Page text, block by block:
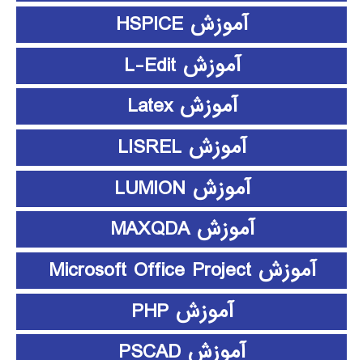
آموزش HSPICE
آموزش L-Edit
آموزش Latex
آموزش LISREL
آموزش LUMION
آموزش MAXQDA
آموزش Microsoft Office Project
آموزش PHP
آموزش PSCAD